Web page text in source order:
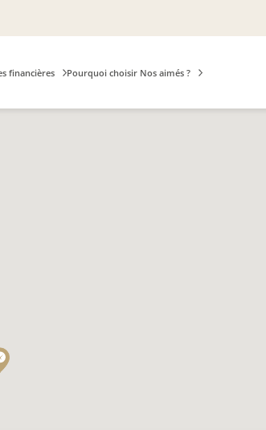
financières Pourquoi choisir Nos aimés ?